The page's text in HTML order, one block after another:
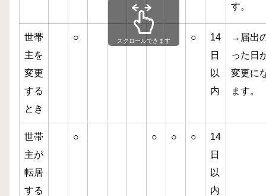
す。
世帯
主を
変更
する
とき
○ ○
14
日
以
内
→届出
った日
変更に
ます。
世帯
主が
転居
する
○ ○ ○ ○
14
日
以
内
スクロールできます